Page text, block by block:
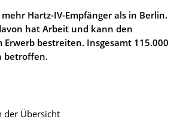
Hartz-IV-Empfänger als in Berlin.
hat Arbeit und kann den
Erwerb bestreiten. Insgesamt 115.000
betroffen.
der Übersicht